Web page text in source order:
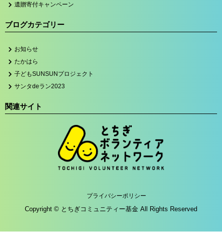
遺贈寄付キャンペーン
ブログカテゴリー
お知らせ
たかはら
子どもSUNSUNプロジェクト
サンタdeラン2023
関連サイト
プライバシーポリシー
Copyright © とちぎコミュニティー基金 All Rights Reserved